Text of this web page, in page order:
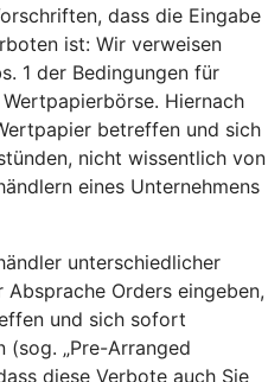
dass die Eingabe
ist: Wir verweisen
1 der Bedingungen für
Hiernach
betreffen und sich
nicht wissentlich von
eines Unternehmens
unterschiedlicher
Orders eingeben,
und sich sofort
(sog. „Pre-Arranged
diese Verbote auch Sie